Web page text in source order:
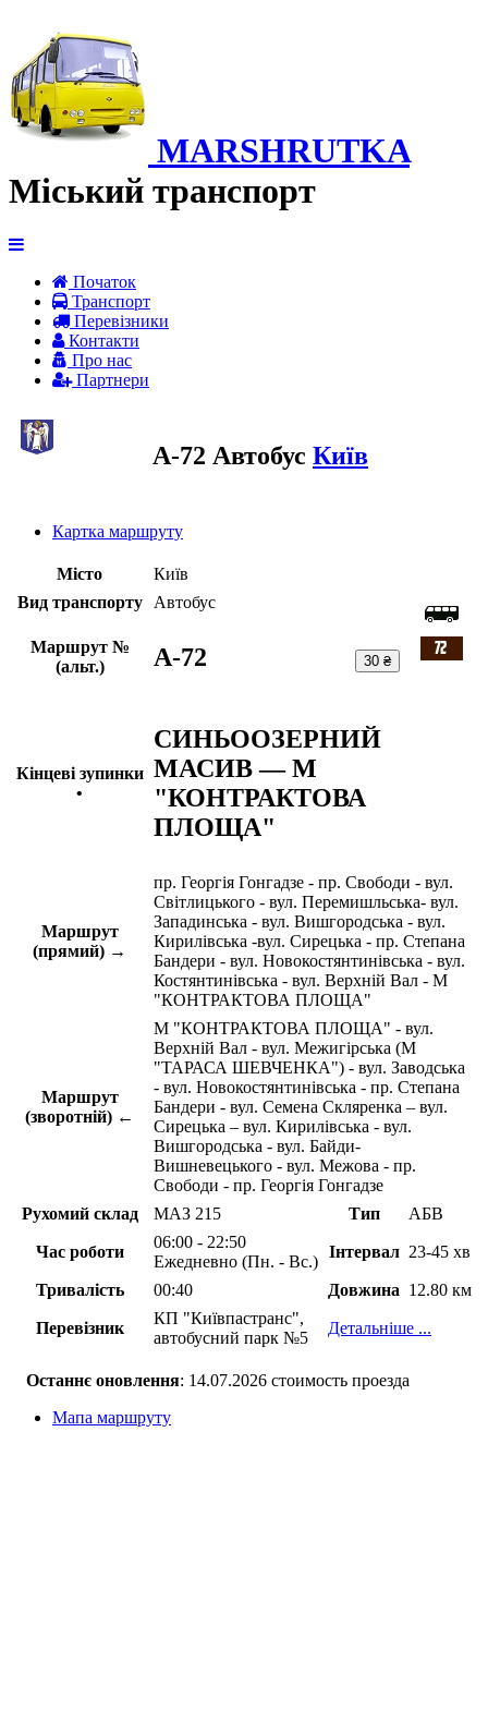
MARSHRUTKA
Міський транспорт
Початок
Транспорт
Перевiзники
Контакти
Про нас
Партнери
A-72 Автобус Київ
Картка маршруту
Місто
Київ
Вид транспорту
Автобус
Маршрут №
(альт.)
A-72 30 ₴
Кінцеві зупинки
•
СИНЬООЗЕРНИЙ
МАСИВ — М
"КОНТРАКТОВА
ПЛОЩА"
Маршрут
(прямий) →
пр. Георгія Гонгадзе - пр. Свободи - вул.
Світлицького - вул. Перемишльська- вул.
Западинська - вул. Вишгородська - вул.
Кирилівська -вул. Сирецька - пр. Степана
Бандери - вул. Новокостянтинівська - вул.
Костянтинівська - вул. Верхній Вал - М
"КОНТРАКТОВА ПЛОЩА"
Маршрут
(зворотній) ←
М "КОНТРАКТОВА ПЛОЩА" - вул.
Верхній Вал - вул. Межигірська (М
"ТАРАСА ШЕВЧЕНКА") - вул. Заводська
- вул. Новокостянтинівська - пр. Степана
Бандери - вул. Семена Скляренка – вул.
Сирецька – вул. Кирилівська - вул.
Вишгородська - вул. Байди-
Вишневецького - вул. Межова - пр.
Свободи - пр. Георгія Гонгадзе
Рухомий склад
МАЗ 215 Тип АБВ
Час роботи
06:00 - 22:50
Ежедневно (Пн. - Вс.)
Інтервал 23-45 хв
Тривалість 00:40 Довжина 12.80 км
Перевізник
КП "Київпастранс",
автобусний парк №5
Детальніше ...
Останнє оновлення: 14.07.2026 стоимость проезда
Мапа маршруту